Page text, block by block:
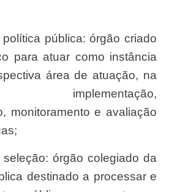
para atuar como instância
área de atuação, na
implementação,
monitoramento e avaliação
destinado a processar e